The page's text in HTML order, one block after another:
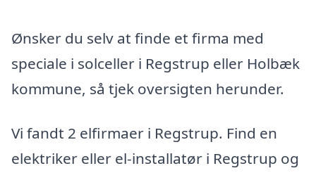
Ønsker du selv at finde et firma med
speciale i solceller i Regstrup eller Holbæk
kommune, så tjek oversigten herunder.
Vi fandt 2 elfirmaer i Regstrup. Find en
elektriker eller el-installatør i Regstrup og